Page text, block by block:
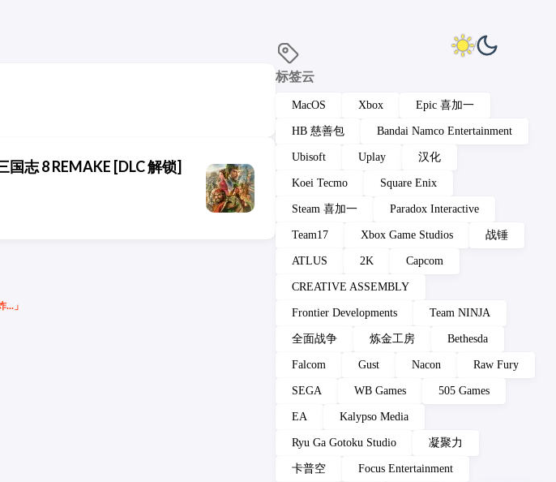
标签云
MacOS Xbox Epic 喜加一
HB 慈善包 Bandai Namco Entertainment
Ubisoft Uplay 汉化
Koei Tecmo Square Enix
Steam 喜加一 Paradox Interactive
Team17 Xbox Game Studios 战锤
ATLUS 2K Capcom
CREATIVE ASSEMBLY
Frontier Developments Team NINJA
全面战争 炼金工房 Bethesda
Falcom Gust Nacon Raw Fury
SEGA WB Games 505 Games
EA Kalypso Media
Ryu Ga Gotoku Studio 凝聚力
卡普空 Focus Entertainment
国志 8 REMAKE [DLC 解锁]
...」